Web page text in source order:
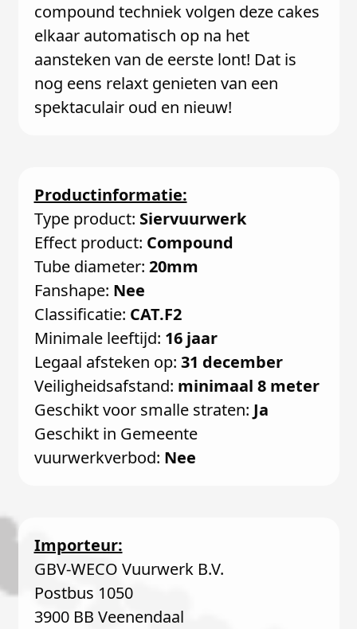
compound techniek volgen deze cakes
elkaar automatisch op na het
aansteken van de eerste lont! Dat is
nog eens relaxt genieten van een
spektaculair oud en nieuw!
Productinformatie:
Type product: Siervuurwerk
Effect product: Compound
Tube diameter: 20mm
Fanshape: Nee
Classificatie: CAT.F2
Minimale leeftijd: 16 jaar
Legaal afsteken op: 31 december
Veiligheidsafstand: minimaal 8 meter
Geschikt voor smalle straten: Ja
Geschikt in Gemeente
vuurwerkverbod: Nee
Importeur:
GBV-WECO Vuurwerk B.V.
Postbus 1050
3900 BB Veenendaal